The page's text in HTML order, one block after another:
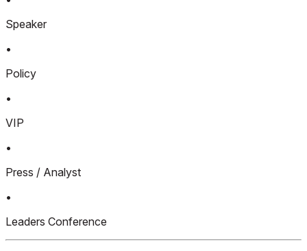
Speaker
•
Policy
•
VIP
•
Press / Analyst
•
Leaders Conference